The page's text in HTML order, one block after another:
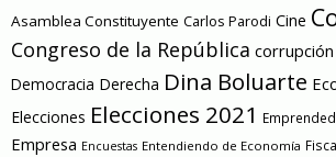
Asamblea Constituyente Carlos Parodi Cine
Congreso de la República corrupción
Democracia Derecha Dina Boluarte
Elecciones Elecciones 2021
Empresa Encuestas Entendiendo de Economía